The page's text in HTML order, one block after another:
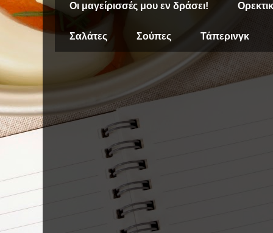
Οι μαγείρισσές μου εν δράσει!
Σαλάτες Σούπες Τάπερινγκ